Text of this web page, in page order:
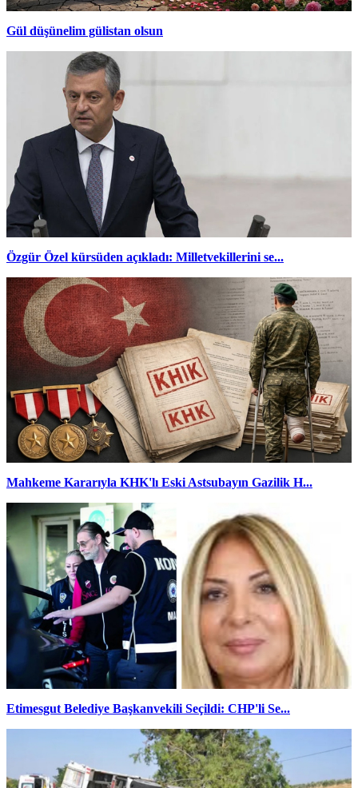
Gül düşünelim gülistan olsun
Özgür Özel kürsüden açıkladı: Milletvekillerini se...
Mahkeme Kararıyla KHK'lı Eski Astsubayın Gazilik H...
Etimesgut Belediye Başkanvekili Seçildi: CHP'li Se...